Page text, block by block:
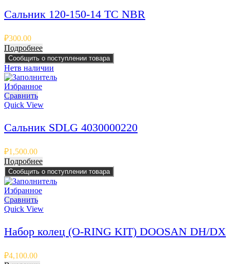
Сальник 120-150-14 TC NBR
₽300.00
Подробнее
Сообщить о поступлении товара
Нетв наличии
Избранное
Сравнить
Quick View
Сальник SDLG 4030000220
₽1,500.00
Подробнее
Сообщить о поступлении товара
Избранное
Сравнить
Quick View
Набор колец (O-RING KIT) DOOSAN DH/DX
₽4,100.00